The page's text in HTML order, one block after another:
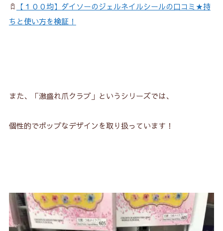
【１００均】ダイソーのジェルネイルシールの口コミ★持
ちと使い方を検証！
また、「激盛れ爪クラブ」というシリーズでは、
個性的でポップなデザインを取り扱っています！